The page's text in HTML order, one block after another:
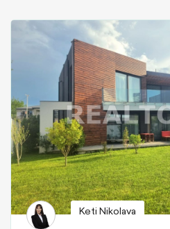
Keti Nikolava